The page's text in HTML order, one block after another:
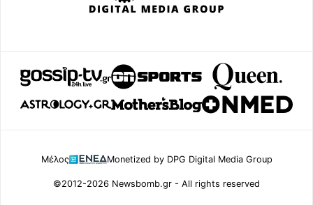
Μέλος Monetized by DPG Digital Media Group
©2012-2026 Newsbomb.gr - All rights reserved